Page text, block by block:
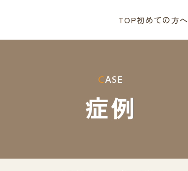
TOP初めての方へ
CASE
症例